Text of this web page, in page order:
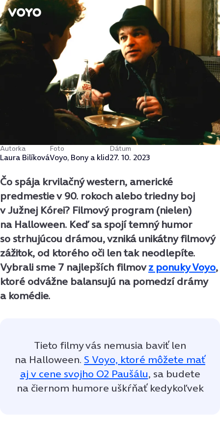
Autorka
Laura Bilíková
Foto
Voyo, Bony a klid
Dátum
27. 10. 2023
Čo spája krvilačný western, americké
predmestie v 90. rokoch alebo triedny boj
v Južnej Kórei? Filmový program (nielen)
na Halloween. Keď sa spojí temný humor
so strhujúcou drámou, vzniká unikátny filmový
zážitok, od ktorého oči len tak neodlepíte.
Vybrali sme 7 najlepších filmovz ponuky Voyo,
ktoré odvážne balansujú na pomedzí drámy
a komédie.
Tieto filmy vás nemusia baviť len
na Halloween. S Voyo, ktoré môžete mať
aj v cene svojho O2 Paušálu, sa budete
na čiernom humore uškŕňať kedykoľvek